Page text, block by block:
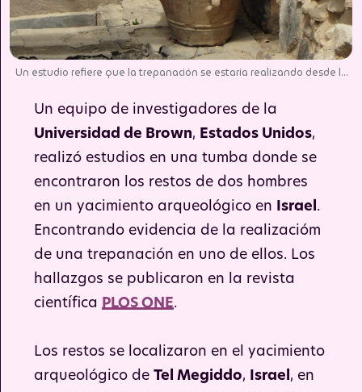
Un estudio refiere que la trepanación se estaría realizando desde la
Un equipo de investigadores de la
Universidad de Brown, Estados Unidos,
realizó estudios en una tumba donde se
encontraron los restos de dos hombres
en un yacimiento arqueológico en
Israel .
Encontrando evidencia de la realizacióm
de una trepanación en uno de ellos. Los
hallazgos se publicaron en la revista
científica
PLOS ONE.
Los restos se localizaron en el yacimiento
arqueológico de Tel Megiddo, Israel , en